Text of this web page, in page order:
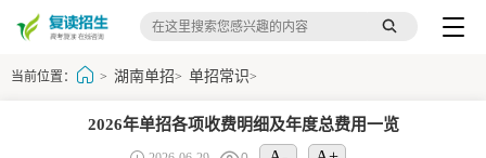
当前位置： > 湖南单招> 单招常识>
2026年单招各项收费明细及年度总费用一览